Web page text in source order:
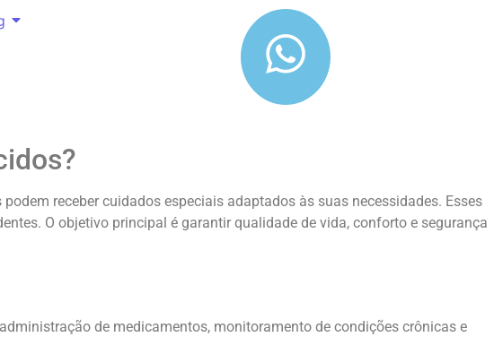
receber cuidados especiais adaptados às suas necessidades. Esses
O objetivo principal é garantir qualidade de vida, conforto e segurança
de medicamentos, monitoramento de condições crônicas e